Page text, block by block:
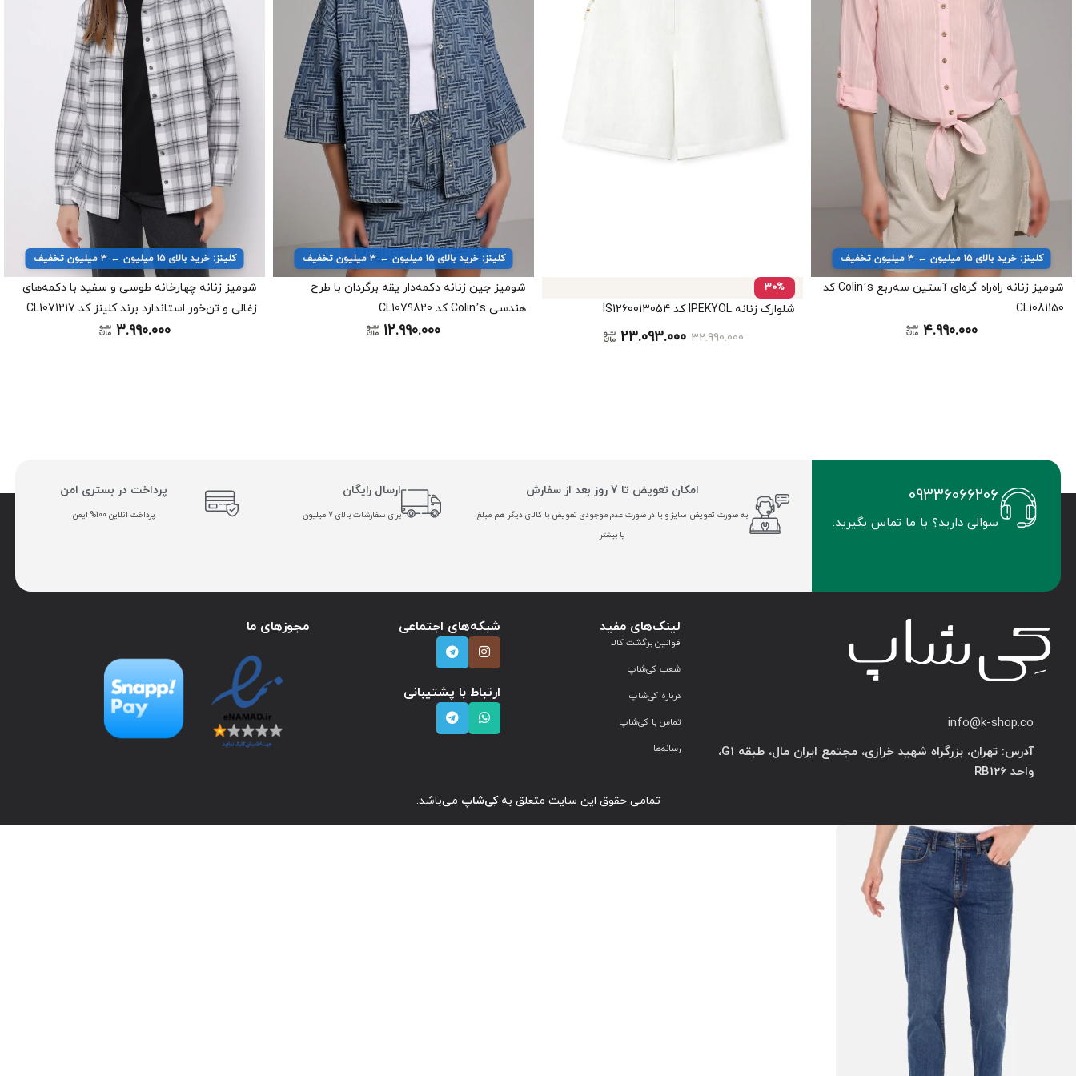
کلینز: خرید بالای ۱۵ میلیون ← ۳ میلیون تخفیف
شومیز زنانه راه‌راه گره‌ای آستین سه‌ربع Colin’s کد
CL1081150
4.990.000
30%
شلوارک زنانه IPEKYOL کد IS1260013054
32.990.000
23.093.000
کلینز: خرید بالای ۱۵ میلیون ← ۳ میلیون تخفیف
شومیز جین زنانه دکمه‌دار یقه برگردان با طرح
هندسی Colin’s کد CL1079820
12.990.000
کلینز: خرید بالای ۱۵ میلیون ← ۳ میلیون تخفیف
شومیز زنانه چهارخانه طوسی و سفید با دکمه‌های
زغالی و تن‌خور استاندارد برند کلینز کد CL1071217
3.990.000
09336066206
سوالی دارید؟ با ما تماس بگیرید.
امکان تعویض تا 7 روز بعد از سفارش
به صورت تعویض سایز و یا در صورت عدم موجودی تعویض با کالای دیگر هم مبلغ
یا بیشتر
ارسال رایگان
برای سفارشات بالای 7 میلیون
پرداخت در بستری امن
پرداخت آنلاین 100% ایمن
info@k-shop.co
آدرس: تهران، بزرگراه شهید خرازی، مجتمع ایران مال، طبقه G1،
واحد RB126
لینک‌های مفید
قوانین برگشت کالا
شعب کی‌شاپ
درباره کی‌شاپ
تماس با کی‌شاپ
رسانه‌ها
شبکه‌های اجتماعی
ارتباط با پشتیبانی
مجوزهای ما
تمامی حقوق این سایت متعلق بهکِی‌شاپ می‌باشد.